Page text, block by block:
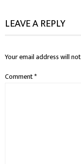
LEAVE A REPLY
Your email address will
Comment*